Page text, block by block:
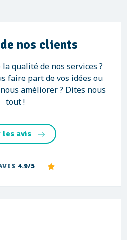
nos clients
qualité de nos services ?
faire part de vos idées ou
améliorer ? Dites nous
tout !
les avis
4.9/5